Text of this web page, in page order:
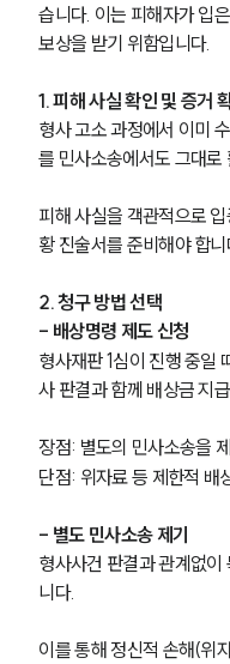
습니다. 이는 피해자가 입
보상을 받기 위함입니다.
1. 피해 사실 확인 및 증거
형사 고소 과정에서 이미
를 민사소송에서도 그대로
피해 사실을 객관적으로
황 진술서를 준비해야 합니
2. 청구 방법 선택
- 배상명령 제도 신청
형사재판 1심이 진행 중일
사 판결과 함께 배상금 지
장점: 별도의 민사소송을
단점: 위자료 등 제한적 배
- 별도 민사소송 제기
형사사건 판결과 관계없
니다.
이를 통해 정신적 손해(위